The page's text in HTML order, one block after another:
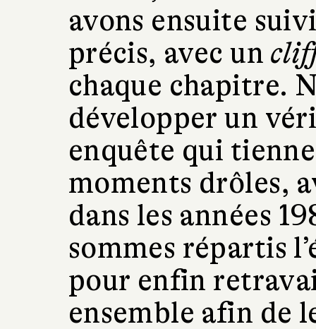
avons ensuite
précis, avec un
chaque chapitre.
développer un
enquête qui
moments drôles,
dans les années
sommes répartis
pour enfin
ensemble afin de